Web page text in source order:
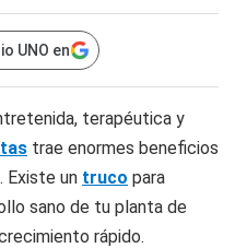
UNO en
terapéutica y
trae enormes beneficios
Existe un truco para
sano de tu planta de
rápido.